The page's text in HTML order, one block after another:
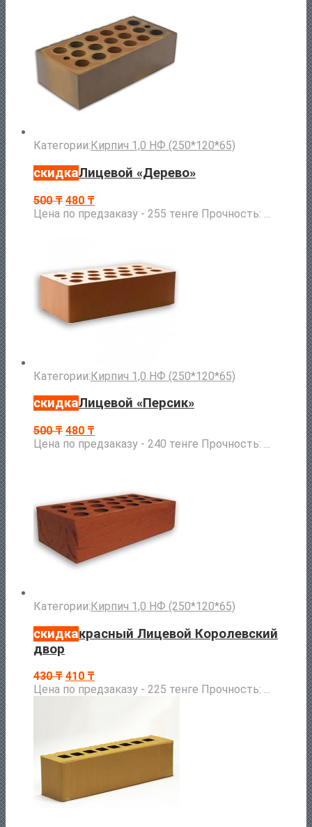
Категории:Кирпич 1,0 НФ (250*120*65)
скидкаЛицевой «Дерево»
500₸ 480 ₸
Цена по предзаказу - 255 тенге Прочность: ...
Категории:Кирпич 1,0 НФ (250*120*65)
скидкаЛицевой «Персик»
500₸ 480 ₸
Цена по предзаказу - 240 тенге Прочность: ...
Категории:Кирпич 1,0 НФ (250*120*65)
скидкакрасный Лицевой Королевский
двор
430₸ 410 ₸
Цена по предзаказу - 225 тенге Прочность: ...